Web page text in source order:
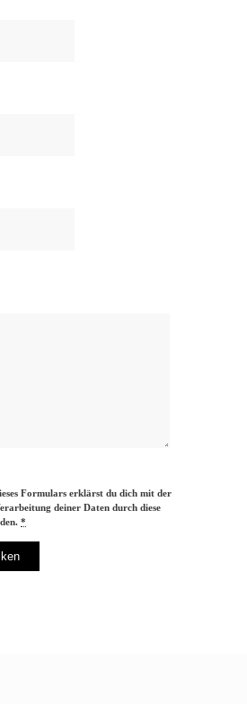
Formulars erklärst du dich mit der
deiner Daten durch diese
*